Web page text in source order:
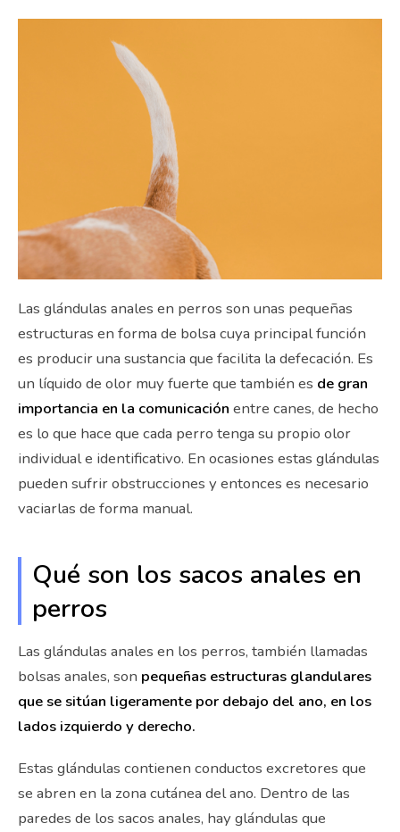
Las glándulas anales en perros son unas pequeñas
estructuras en forma de bolsa cuya principal función
es producir una sustancia que facilita la defecación. Es
un líquido de olor muy fuerte que también es de gran
importancia en la comunicación entre canes, de hecho
es lo que hace que cada perro tenga su propio olor
individual e identificativo. En ocasiones estas glándulas
pueden sufrir obstrucciones y entonces es necesario
vaciarlas de forma manual.
Qué son los sacos anales en
perros
Las glándulas anales en los perros, también llamadas
bolsas anales, son pequeñas estructuras glandulares
que se sitúan ligeramente por debajo del ano, en los
lados izquierdo y derecho.
Estas glándulas contienen conductos excretores que
se abren en la zona cutánea del ano. Dentro de las
paredes de los sacos anales, hay glándulas que